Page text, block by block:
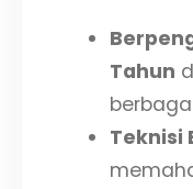
Tahun
Teknisi